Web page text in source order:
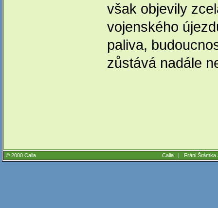
však objevily
vojenského
paliva,
zůstává nadále
© 2000 Calla Calla | Fráni Šrámka